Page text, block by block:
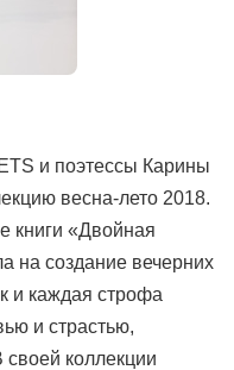
и поэтессы Карины
весна-лето 2018.
книги «Двойная
на создание вечерних
и каждая строфа
и страстью,
коллекции